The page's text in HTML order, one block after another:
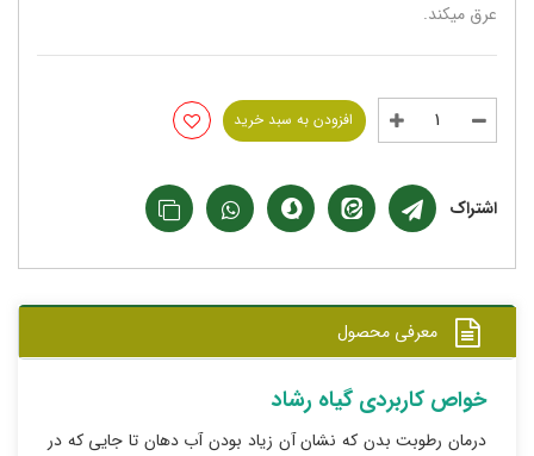
عرق میکند.
افزودن به سبد خرید
اشتراک
معرفی محصول
خواص کاربردی گیاه رشاد
درمان رطوبت بدن که نشان آن زیاد بودن آب دهان تا جایی که در